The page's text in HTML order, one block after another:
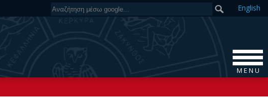
English
M E N U